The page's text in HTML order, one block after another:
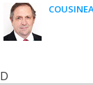
D